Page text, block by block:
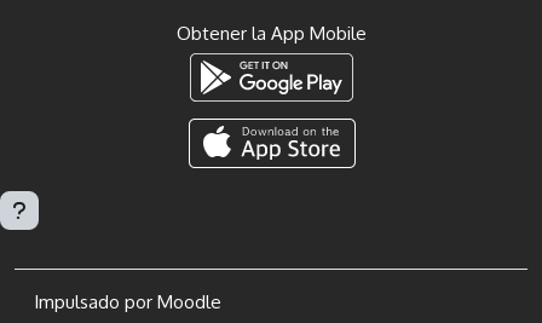
Obtener la App Mobile
Impulsado por Moodle